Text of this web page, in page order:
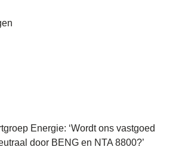
Energie: ‘Wordt ons vastgoed
door BENG en NTA 8800?’